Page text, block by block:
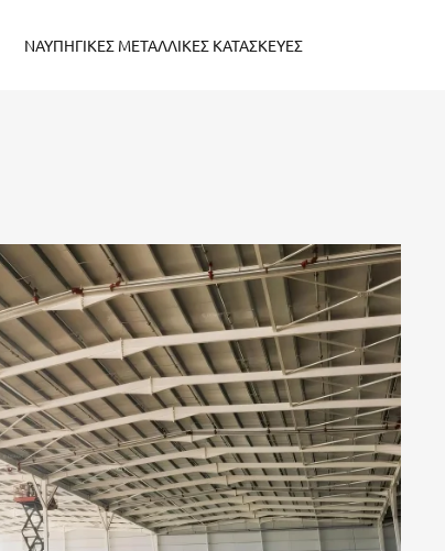
ΝΑΥΠΗΓΙΚΕΣ ΜΕΤΑΛΛΙΚΕΣ ΚΑΤΑΣΚΕΥΕΣ